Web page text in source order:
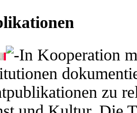
In Kooperation
zu